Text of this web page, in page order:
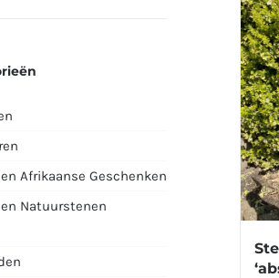
Afrikaanse Geschenken
Natuurstenen